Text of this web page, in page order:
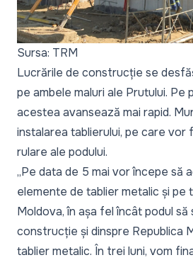
Sursa: TRM
Lucrările de construcție se
pe ambele maluri ale Prutului. Pe
acestea avansează mai rapid.
instalarea tablierului, pe care vor
rulare ale podului.
„Pe data de 5 mai vor începe să
elemente de tablier metalic și pe
Moldova, în așa fel încât podul
construcție și dinspre Republica
tablier metalic. În trei luni, vom